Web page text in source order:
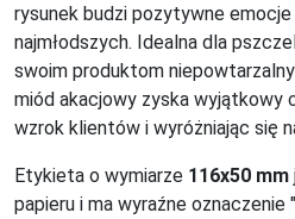
rysunek budzi pozytywne
najmłodszych. Idealna dla
swoim produktom
miód akacjowy zyska wyjątkowy
wzrok klientów i wyróżniając się
Etykieta o wymiarze 116x50 mm
papieru i ma wyraźne oznaczenie "